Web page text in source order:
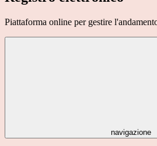
Piattaforma online per gestire
navigazione